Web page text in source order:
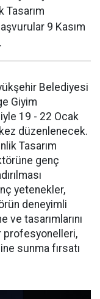
Tasarım
9 Kasım
Belediyesi
Giyim
19 - 22 Ocak
düzenlenecek.
Tasarım
genç
yetenekler,
deneyimli
tasarımlarını
profesyonelleri,
sunma fırsatı